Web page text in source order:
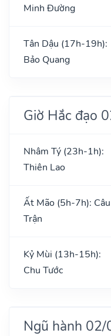
Minh Đường
Tân Dậu (17h-19h):
Bảo Quang
Giờ Hắc đạo
Nhâm Tý (23h-1h):
Thiên Lao
Ất Mão (5h-7h): Câu
Trận
Kỷ Mùi (13h-15h):
Chu Tước
Ngũ hành